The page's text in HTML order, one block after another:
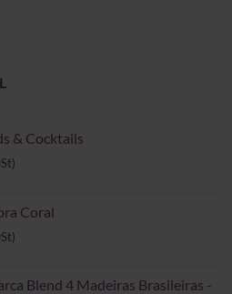
& Cocktails
Coral
Blend 4 Madeiras Brasileiras -